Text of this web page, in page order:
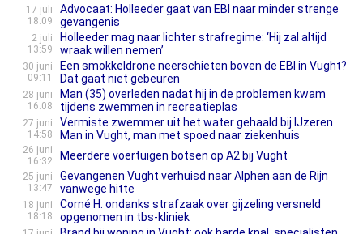
17 juli
18:09
Advocaat: Holleeder gaat van EBI naar minder strenge
gevangenis
2 juli
13:59
Holleeder mag naar lichter strafregime: ‘Hij zal altijd
wraak willen nemen’
30 juni
09:11
Een smokkeldrone neerschieten boven de EBI in Vught?
Dat gaat niet gebeuren
28 juni
16:08
Man (35) overleden nadat hij in de problemen kwam
tijdens zwemmen in recreatieplas
27 juni
14:58
Vermiste zwemmer uit het water gehaald bij IJzeren
Man in Vught, man met spoed naar ziekenhuis
26 juni
16:32
Meerdere voertuigen botsen op A2 bij Vught
25 juni
13:47
Gevangenen Vught verhuisd naar Alphen aan de Rijn
vanwege hitte
18 juni
18:18
Corné H. ondanks strafzaak over gijzeling versneld
opgenomen in tbs-kliniek